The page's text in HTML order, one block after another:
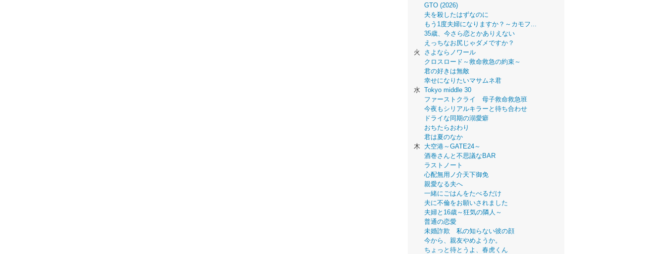
GTO (2026)
夫を殺したはずなのに
もう1度夫婦になりますか？～カモフ...
35歳、今さら恋とかありえない
えっちなお尻じゃダメですか？
火
さよならノワール
クロスロード～救命救急の約束～
君の好きは無敵
幸せになりたいマサムネ君
水 Tokyo middle 30
ファーストクライ 母子救命救急班
今夜もシリアルキラーと待ち合わせ
ドライな同期の溺愛癖
おちたらおわり
君は夏のなか
木
大空港～GATE24～
酒巻さんと不思議なBAR
ラストノート
心配無用ノ介天下御免
親愛なる夫へ
一緒にごはんをたべるだけ
夫に不倫をお願いされました
夫婦と16歳～狂気の隣人～
普通の恋愛
未婚詐欺 私の知らない彼の顔
今から、親友やめようか。
ちょっと待とうよ、春虎くん